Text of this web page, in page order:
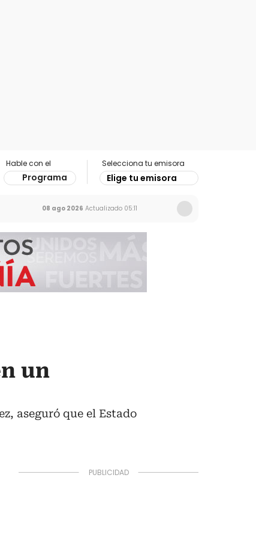
Hable con el
Programa
Selecciona tu emisora
Elige tu emisora
08 ago 2026 Actualizado 05:11
un
aseguró que el Estado